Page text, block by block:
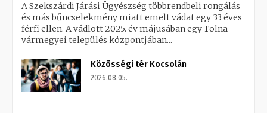
A Szekszárdi Járási Ügyészség többrendbeli rongálás
és más bűncselekmény miatt emelt vádat egy 33 éves
férfi ellen. A vádlott 2025. év májusában egy Tolna
vármegyei település központjában...
Közösségi tér Kocsolán
2026.08.05.